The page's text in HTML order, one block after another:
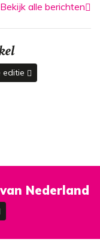
Bekijk alle berichten
editie
Nederland